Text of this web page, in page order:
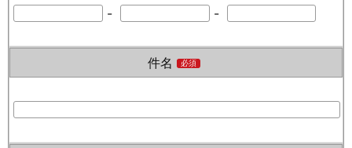
- -
件名 必須